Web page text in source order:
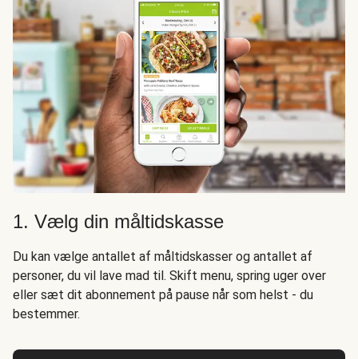
1. Vælg din måltidskasse
Du kan vælge antallet af måltidskasser og antallet af
personer, du vil lave mad til. Skift menu, spring uger over
eller sæt dit abonnement på pause når som helst - du
bestemmer.